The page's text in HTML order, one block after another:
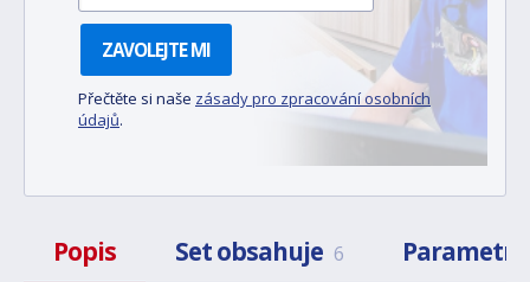
ZAVOLEJTE MI
Přečtěte si naše zásady pro zpracování osobních
údajů.
Popis Set obsahuje 6 Parametry